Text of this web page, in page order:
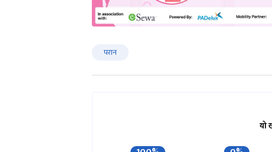
चौलागाईंले भने, ‘अस्ट्रेलिया, जापान
देशमा भने निश्चित मूल्यमा बेच्नेछौं’